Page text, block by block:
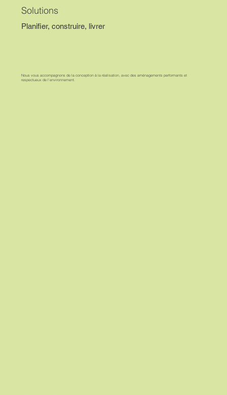
Solutions
Planifier, construire, livrer
Nous vous accompagnons de la conception à la réalisation, avec des aménagements performants et
respectueux de l’environnement.